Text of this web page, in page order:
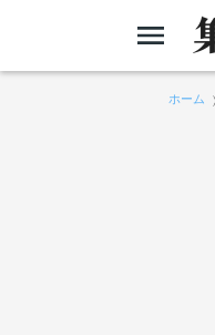
ホーム